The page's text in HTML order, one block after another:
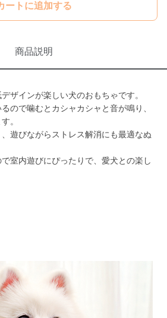
ートに追加する
商品説明
ザインが楽しい犬のおもちゃです。
ので噛むとカシャカシャと音が鳴り、
。
遊びながらストレス解消にも最適なぬ
室内遊びにぴったりで、愛犬との楽し